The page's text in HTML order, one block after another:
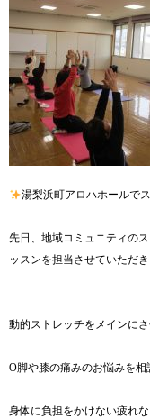
湯梨浜町アロハホールで
先日、地域コミュニティの
ッスンを担当させていただ
動的ストレッチをメインにさ
O脚や膝の痛みのお悩みを
身体に負担をかけない疲れ